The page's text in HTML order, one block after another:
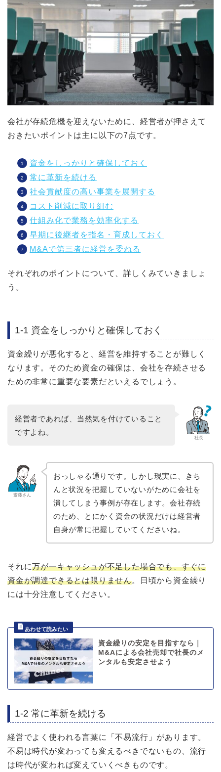
会社が存続危機を迎えないために、経営者が押さえて
おきたいポイントは主に以下の7点です。
資金をしっかりと確保しておく
常に革新を続ける
社会貢献度の高い事業を展開する
コスト削減に取り組む
仕組み化で業務を効率化する
早期に後継者を指名・育成しておく
M&Aで第三者に経営を委ねる
それぞれのポイントについて、詳しくみていきましょ
う。
1-1 資金をしっかりと確保しておく
資金繰りが悪化すると、経営を維持することが難しく
なります。そのため資金の確保は、会社を存続させる
ための非常に重要な要素だといえるでしょう。
社長
経営者であれば、当然気を付けていること
ですよね。
齋藤さん
おっしゃる通りです。しかし現実に、きち
んと状況を把握していないがために会社を
潰してしまう事例が存在します。会社存続
のため、とにかく資金の状況だけは経営者
自身が常に把握していてくださいね。
それに万が一キャッシュが不足した場合でも、すぐに
資金が調達できるとは限りません。日頃から資金繰り
には十分注意してください。
資金繰りの安定を目指すなら｜
M&Aによる会社売却で社長のメ
ンタルも安定させよう
1-2 常に革新を続ける
経営でよく使われる言葉に「不易流行」があります。
不易は時代が変わっても変えるべきでないもの、流行
は時代が変われば変えていくべきものです。